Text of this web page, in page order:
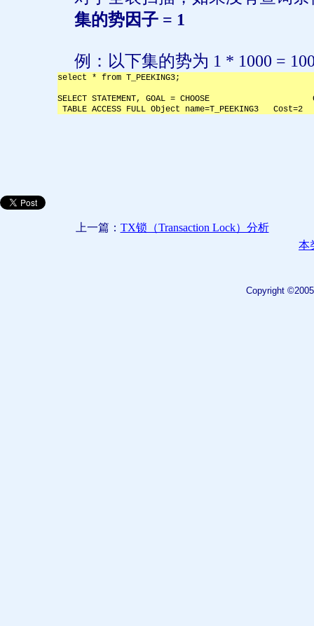
集的势因子 = 1
例：以下集的势为 1 * 1000 =
select * from T_PEEKING3;
SELECT STATEMENT, GOAL = CHOOSE
TABLE ACCESS FULL Object name=T_PEEKING3
上一篇： TX锁（Transaction Lock）分析
本
Copyright